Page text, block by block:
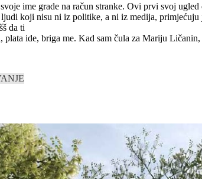
ime grade na račun stranke. Ovi prvi svoj
koji nisu ni iz politike, a ni iz medija,
da ti
ide, briga me. Kad sam čula za Mariju